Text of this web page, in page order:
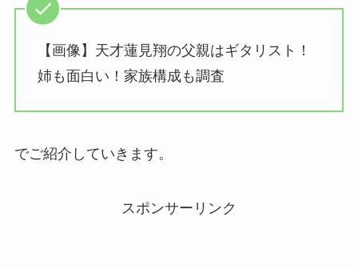
【画像】天才蓮見翔の父親はギタリスト！
姉も面白い！家族構成も調査
でご紹介していきます。
スポンサーリンク